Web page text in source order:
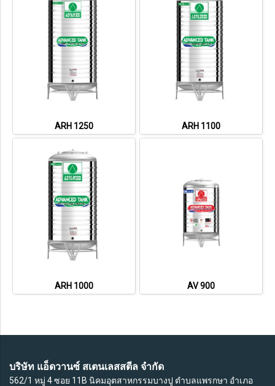
ARH 1250 ARH 1100
ARH 1000 AV 900
บริษัท แอ็ดวานซ์ สเตนเลสสตีล จำกัด
562/1 หมู่ 4 ซอย 11B นิคมอุตสาหกรรมบางปู ตำบลแพรกษา อำเภอ